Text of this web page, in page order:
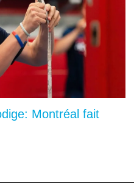
Montréal fait